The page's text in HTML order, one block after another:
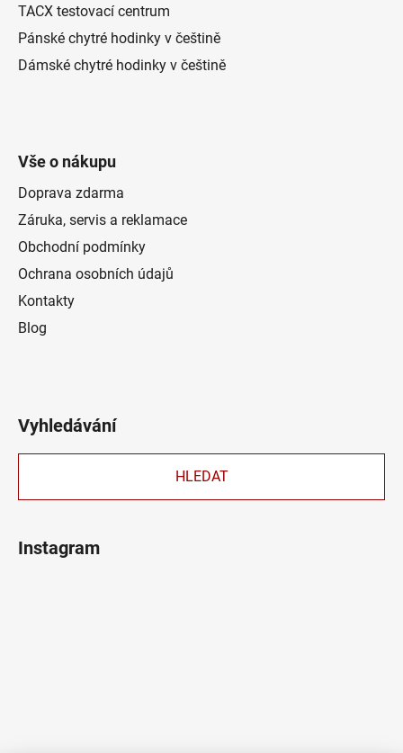
TACX testovací centrum
Pánské chytré hodinky v češtině
Dámské chytré hodinky v češtině
Vše o nákupu
Doprava zdarma
Záruka, servis a reklamace
Obchodní podmínky
Ochrana osobních údajů
Kontakty
Blog
Vyhledávání
HLEDAT
Instagram